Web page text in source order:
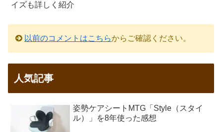
イズも詳しく紹介
以前のコメントはこちらからご確認ください。
人気記事
姿勢ケアシートMTG「Style（スタイ
ル）」を8年使った感想